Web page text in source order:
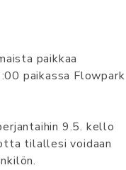
paikkaa
paikassa Flowpark
9.5. kello
tilallesi voidaan